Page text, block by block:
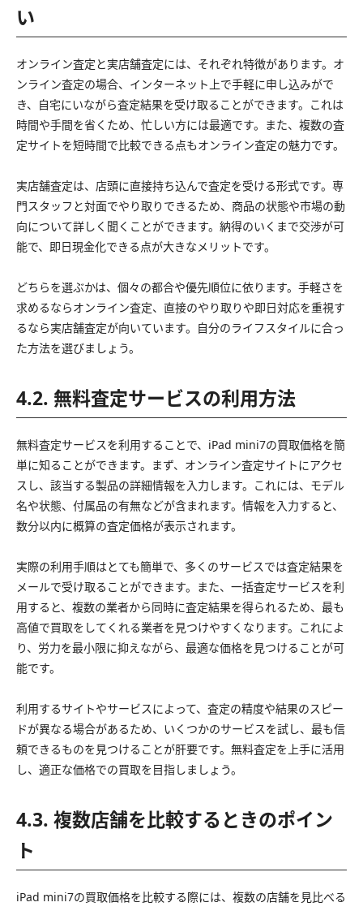
い
オンライン査定と実店舗査定には、それぞれ特徴があります。オ
ンライン査定の場合、インターネット上で手軽に申し込みがで
き、自宅にいながら査定結果を受け取ることができます。これは
時間や手間を省くため、忙しい方には最適です。また、複数の査
定サイトを短時間で比較できる点もオンライン査定の魅力です。
実店舗査定は、店頭に直接持ち込んで査定を受ける形式です。専
門スタッフと対面でやり取りできるため、商品の状態や市場の動
向について詳しく聞くことができます。納得のいくまで交渉が可
能で、即日現金化できる点が大きなメリットです。
どちらを選ぶかは、個々の都合や優先順位に依ります。手軽さを
求めるならオンライン査定、直接のやり取りや即日対応を重視す
るなら実店舗査定が向いています。自分のライフスタイルに合っ
た方法を選びましょう。
4.2. 無料査定サービスの利用方法
無料査定サービスを利用することで、iPad mini7の買取価格を簡
単に知ることができます。まず、オンライン査定サイトにアクセ
スし、該当する製品の詳細情報を入力します。これには、モデル
名や状態、付属品の有無などが含まれます。情報を入力すると、
数分以内に概算の査定価格が表示されます。
実際の利用手順はとても簡単で、多くのサービスでは査定結果を
メールで受け取ることができます。また、一括査定サービスを利
用すると、複数の業者から同時に査定結果を得られるため、最も
高値で買取をしてくれる業者を見つけやすくなります。これによ
り、労力を最小限に抑えながら、最適な価格を見つけることが可
能です。
利用するサイトやサービスによって、査定の精度や結果のスピー
ドが異なる場合があるため、いくつかのサービスを試し、最も信
頼できるものを見つけることが肝要です。無料査定を上手に活用
し、適正な価格での買取を目指しましょう。
4.3. 複数店舗を比較するときのポイン
ト
iPad mini7の買取価格を比較する際には、複数の店舗を見比べる